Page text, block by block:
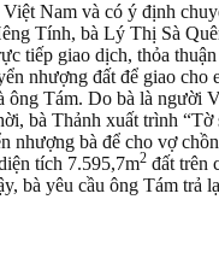
Nam và có ý định
Tính, bà Lý Thị Sà
tiếp giao dịch, thỏa
nhượng đất để giao cho
Tám. Do bà là người
bà Thảnh xuất trình
bà để cho vợ
tích 7.595,7m2 đất trên
bà yêu cầu ông Tám trả